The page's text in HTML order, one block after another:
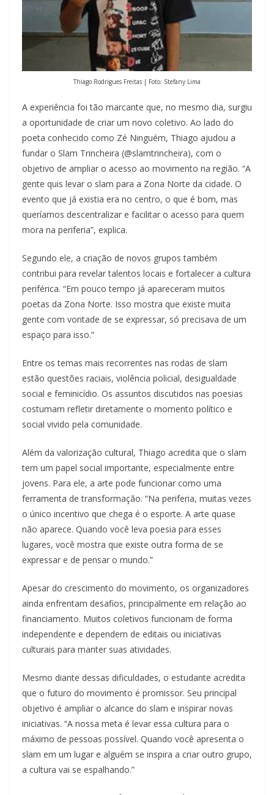
Thiago Rodrigues Freitas | Foto: Stefany Lima
A experiência foi tão marcante que, no mesmo dia, surgiu
a oportunidade de criar um novo coletivo. Ao lado do
poeta conhecido como Zé Ninguém, Thiago ajudou a
fundar o Slam Trincheira (@slamtrincheira), com o
objetivo de ampliar o acesso ao movimento na região. “A
gente quis levar o slam para a Zona Norte da cidade. O
evento que já existia era no centro, o que é bom, mas
queríamos descentralizar e facilitar o acesso para quem
mora na periferia”, explica.
Segundo ele, a criação de novos grupos também
contribui para revelar talentos locais e fortalecer a cultura
periférica. “Em pouco tempo já apareceram muitos
poetas da Zona Norte. Isso mostra que existe muita
gente com vontade de se expressar, só precisava de um
espaço para isso.”
Entre os temas mais recorrentes nas rodas de slam
estão questões raciais, violência policial, desigualdade
social e feminicídio. Os assuntos discutidos nas poesias
costumam refletir diretamente o momento político e
social vivido pela comunidade.
Além da valorização cultural, Thiago acredita que o slam
tem um papel social importante, especialmente entre
jovens. Para ele, a arte pode funcionar como uma
ferramenta de transformação. “Na periferia, muitas vezes
o único incentivo que chega é o esporte. A arte quase
não aparece. Quando você leva poesia para esses
lugares, você mostra que existe outra forma de se
expressar e de pensar o mundo.”
Apesar do crescimento do movimento, os organizadores
ainda enfrentam desafios, principalmente em relação ao
financiamento. Muitos coletivos funcionam de forma
independente e dependem de editais ou iniciativas
culturais para manter suas atividades.
Mesmo diante dessas dificuldades, o estudante acredita
que o futuro do movimento é promissor. Seu principal
objetivo é ampliar o alcance do slam e inspirar novas
iniciativas. “A nossa meta é levar essa cultura para o
máximo de pessoas possível. Quando você apresenta o
slam em um lugar e alguém se inspira a criar outro grupo,
a cultura vai se espalhando.”